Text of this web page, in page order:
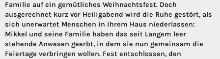
Familie auf ein gemütliches Weihnachtsfest. Doch
ausgerechnet kurz vor Heiligabend wird die Ruhe gestört, als
sich unerwartet Menschen in ihrem Haus niederlassen:
Mikkel und seine Familie haben das seit Langem leer
stehende Anwesen geerbt, in dem sie nun gemeinsam die
Feiertage verbringen wollen. Fest entschlossen, den